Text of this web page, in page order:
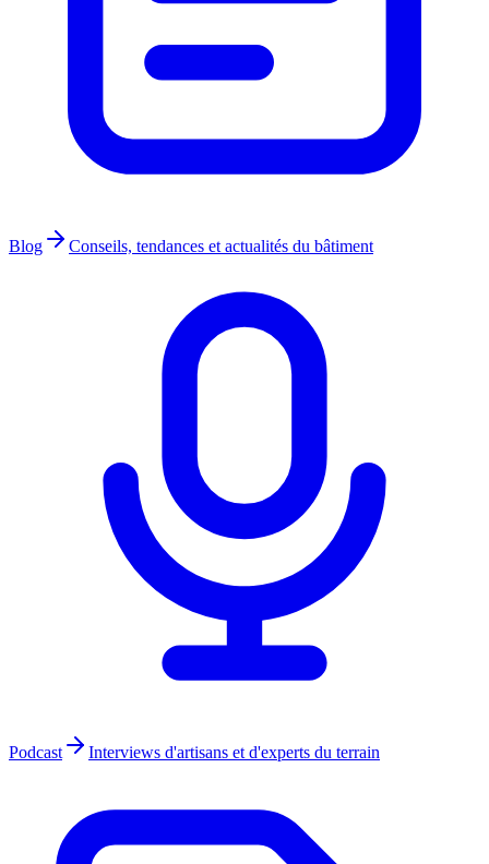
Blog Conseils, tendances et actualités du bâtiment
Podcast Interviews d'artisans et d'experts du terrain